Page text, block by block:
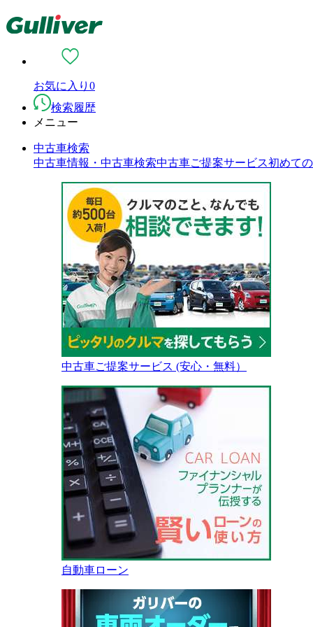
お気に入り 0
検索履歴
メニュー
中古車検索
中古車情報・中古車検索中古車ご提案サービス初めて
中古車ご提案サービス (安心・無料）
自動車ローン